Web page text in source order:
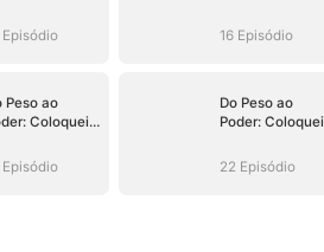
Episódio
Trono
16 Episódio
Peso ao
Coloquei
Episódio
Do Peso ao
Poder: Coloquei
Trono
22 Episódio